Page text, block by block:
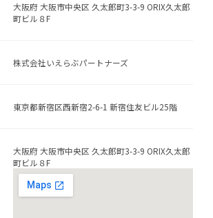
大阪府 大阪市中央区 久太郎町3-3-9 ORIX久太郎
町ビル８F
株式会社いえらぶパートナーズ
東京都新宿区西新宿2-6-1 新宿住友ビル25階
大阪府 大阪市中央区 久太郎町3-3-9 ORIX久太郎
町ビル８F